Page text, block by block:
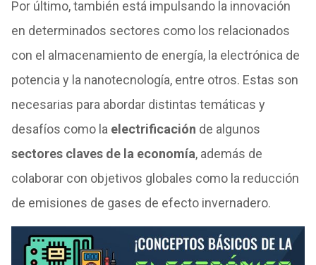
Por último, también está impulsando la innovación
en determinados sectores como los relacionados
con el almacenamiento de energía, la electrónica de
potencia y la nanotecnología, entre otros. Estas son
necesarias para abordar distintas temáticas y
desafíos como la electrificación de algunos
sectores claves de la economía, además de
colaborar con objetivos globales como la reducción
de emisiones de gases de efecto invernadero.